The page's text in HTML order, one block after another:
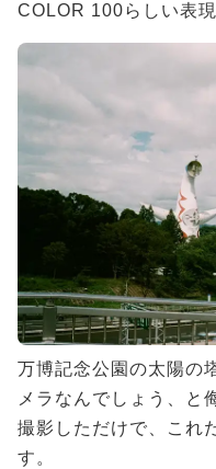
COLOR 100らしい表現
万博記念公園の太陽の
メラなんでしょう、と
撮影しただけで、これ
す。